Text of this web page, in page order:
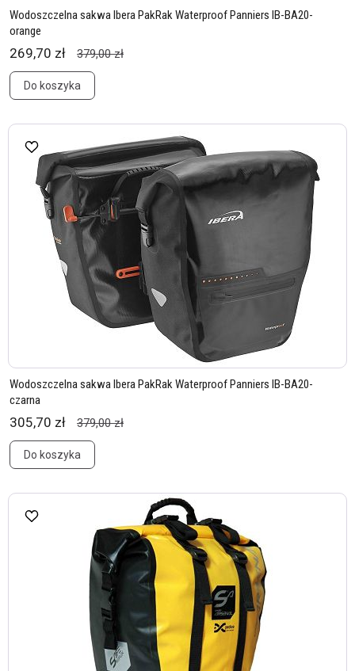
Wodoszczelna sakwa Ibera PakRak Waterproof Panniers IB-BA20-
orange
269,70 zł 379,00 zł
Do koszyka
Wodoszczelna sakwa Ibera PakRak Waterproof Panniers IB-BA20-
czarna
305,70 zł 379,00 zł
Do koszyka